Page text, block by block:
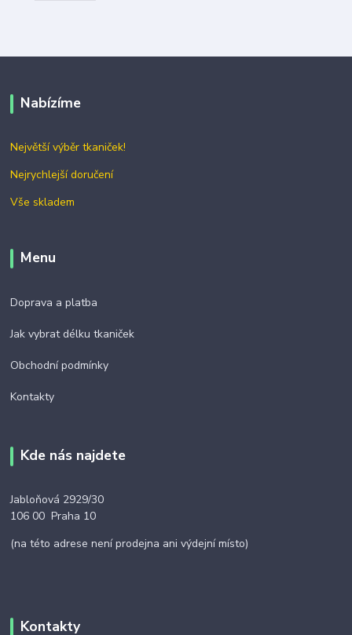
Nabízíme
Největší výběr tkaniček!
Nejrychlejší doručení
Vše skladem
Menu
Doprava a platba
Jak vybrat délku tkaniček
Obchodní podmínky
Kontakty
Kde nás najdete
Jabloňová 2929/30
106 00 Praha 10
(na této adrese není prodejna ani výdejní místo)
Kontakty